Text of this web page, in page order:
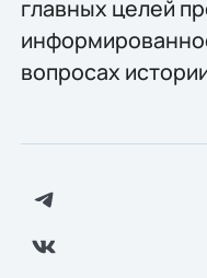
главных целей
вопросах